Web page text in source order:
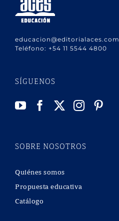
educacion@editorialaces.com
Teléfono: +54 11 5544 4800
SÍGUENOS
SOBRE NOSOTROS
Quiénes somos
Propuesta educativa
Catálogo